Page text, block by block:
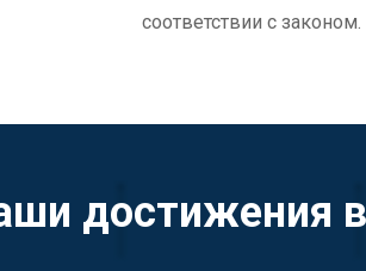
соответствии с законом.
достижения